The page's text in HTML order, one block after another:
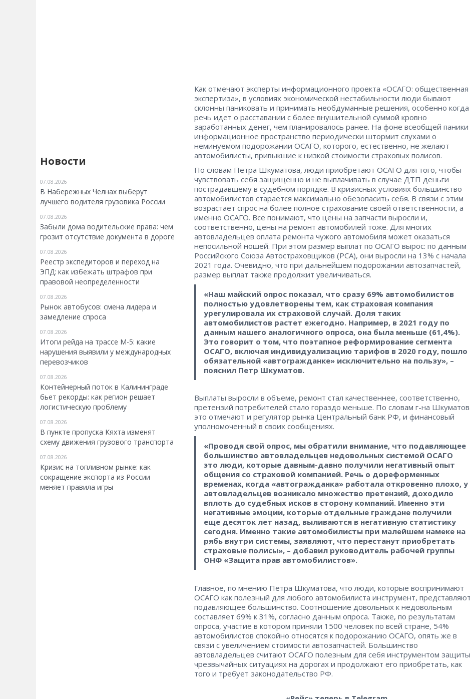
Новости
07.08.2026
В Набережных Челнах выберут
лучшего водителя грузовика России
07.08.2026
Забыли дома водительские права: чем
грозит отсутствие документа в дороге
07.08.2026
Реестр экспедиторов и переход на
ЭПД: как избежать штрафов при
правовой неопределенности
07.08.2026
Рынок автобусов: смена лидера и
замедление спроса
07.08.2026
Итоги рейда на трассе М-5: какие
нарушения выявили у международных
перевозчиков
07.08.2026
Контейнерный поток в Калининграде
бьет рекорды: как регион решает
логистическую проблему
07.08.2026
В пункте пропуска Кяхта изменят
схему движения грузового транспорта
07.08.2026
Кризис на топливном рынке: как
сокращение экспорта из России
меняет правила игры
Как отмечают эксперты информационного проекта «ОСАГО: общественная
экспертиза», в условиях экономической нестабильности люди бывают
склонны паниковать и принимать необдуманные решения, особенно когда
речь идет о расставании с более внушительной суммой кровно
заработанных денег, чем планировалось ранее. На фоне всеобщей паники
информационное пространство периодически штормит слухами о
неминуемом подорожании ОСАГО, которого, естественно, не желают
автомобилисты, привыкшие к низкой стоимости страховых полисов.
По словам Петра Шкуматова, люди приобретают ОСАГО для того, чтобы
чувствовать себя защищенно и не выплачивать в случае ДТП деньги
пострадавшему в судебном порядке. В кризисных условиях большинство
автомобилистов старается максимально обезопасить себя. В связи с этим
возрастает спрос на более полное страхование своей ответственности, а
именно ОСАГО. Все понимают, что цены на запчасти выросли и,
соответственно, цены на ремонт автомобилей тоже. Для многих
автовладельцев оплата ремонта чужого автомобиля может оказаться
непосильной ношей. При этом размер выплат по ОСАГО вырос: по данным
Российского Союза Автостраховщиков (РСА), они выросли на 13% с начала
2021 года. Очевидно, что при дальнейшем подорожании автозапчастей,
размер выплат также продолжит увеличиваться.
«Наш майский опрос показал, что сразу 69% автомобилистов
полностью удовлетворены тем, как страховая компания
урегулировала их страховой случай. Доля таких
автомобилистов растет ежегодно. Например, в 2021 году по
данным нашего аналогичного опроса, она была меньше (61,4%).
Это говорит о том, что поэтапное реформирование сегмента
ОСАГО, включая индивидуализацию тарифов в 2020 году, пошло
обязательной «автогражданке» исключительно на пользу», –
пояснил Петр Шкуматов.
Выплаты выросли в объеме, ремонт стал качественнее, соответственно,
претензий потребителей стало гораздо меньше. По словам г-на
это отмечают и регулятор рынка Центральный банк РФ, и финансовый
уполномоченный в своих сообщениях.
«Проводя свой опрос, мы обратили внимание, что подавляющее
большинство автовладельцев недовольных системой ОСАГО
это люди, которые давным-давно получили негативный опыт
общения со страховой компанией. Речь о дореформенных
временах, когда «автогражданка» работала откровенно плохо, у
автовладельцев возникало множество претензий, доходило
вплоть до судебных исков в сторону компаний. Именно эти
негативные эмоции, которые отдельные граждане получили
еще десяток лет назад, выливаются в негативную статистику
сегодня. Именно такие автомобилисты при малейшем намеке на
рябь внутри системы, заявляют, что перестанут приобретать
страховые полисы», – добавил руководитель рабочей группы
ОНФ «Защита прав автомобилистов».
Главное, по мнению Петра Шкуматова, что люди, которые воспринимают
ОСАГО как полезный для любого автомобилиста инструмент, представляют
подавляющее большинство. Соотношение довольных к недовольным
составляет 69% к 31%, согласно данным опроса. Также, по результатам
опроса, участие в котором приняли 1500 человек по всей стране, 54%
автомобилистов спокойно относятся к подорожанию ОСАГО, опять же в
связи с увеличением стоимости автозапчастей. Большинство
автовладельцев считают ОСАГО полезным для себя инструментом
чрезвычайных ситуациях на дорогах и продолжают его приобретать, как
того и требует законодательство РФ.